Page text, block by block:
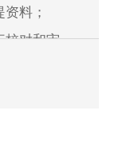
料；
校对和审
改；
交办的临